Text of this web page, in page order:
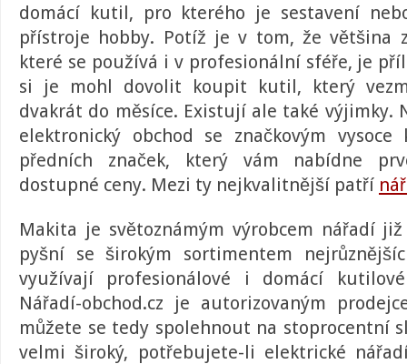
domácí kutil, pro kterého je sestavení
přístroje hobby. Potíž je v tom, že většina
které se používá i v profesionální sféře, je
si je mohl dovolit koupit kutil, který
dvakrát do měsíce. Existují ale také výjimky.
elektronický obchod se značkovým
předních značek, který vám nabídne
dostupné ceny. Mezi ty nejkvalitnější patří
Makita je světoznámým výrobcem nářadí
pyšní se širokým sortimentem
využívají profesionálové i domácí
Nářadí-obchod.cz je autorizovaným
můžete se tedy spolehnout na stoprocentní
velmi široký, potřebujete-li elektrické